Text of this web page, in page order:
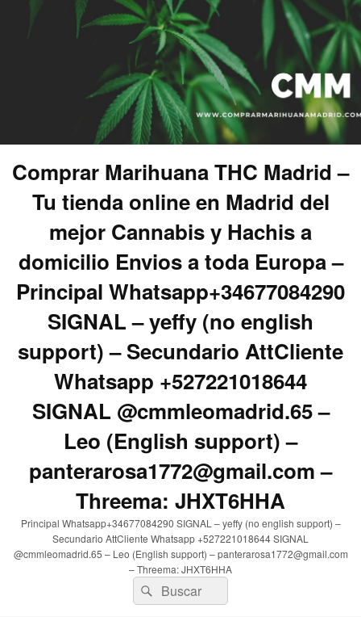
Comprar Marihuana THC Madrid –
Tu tienda online en Madrid del
mejor Cannabis y Hachis a
domicilio Envios a toda Europa –
Principal Whatsapp+34677084290
SIGNAL – yeffy (no english
support) – Secundario AttCliente
Whatsapp +527221018644
SIGNAL @cmmleomadrid.65 –
Leo (English support) –
panterarosa1772@gmail.com –
Threema: JHXT6HHA
Principal Whatsapp+34677084290 SIGNAL – yeffy (no english support) –
Secundario AttCliente Whatsapp +527221018644 SIGNAL
@cmmleomadrid.65 – Leo (English support) – panterarosa1772@gmail.com
– Threema: JHXT6HHA
Buscar
por:
Buscar